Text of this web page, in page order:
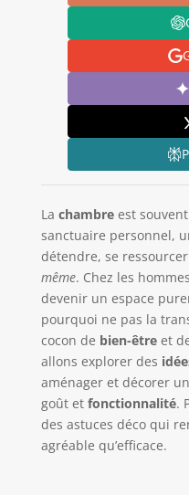
La chambreest
sanctuaire personnel,
détendre, se
même. Chez les
devenir un espace
pourquoi ne pas la
cocon de bien-êtreet
allons explorer des
aménager et décorer
goût et fonctionnalité.
des astuces déco qui
agréable qu’efficace.